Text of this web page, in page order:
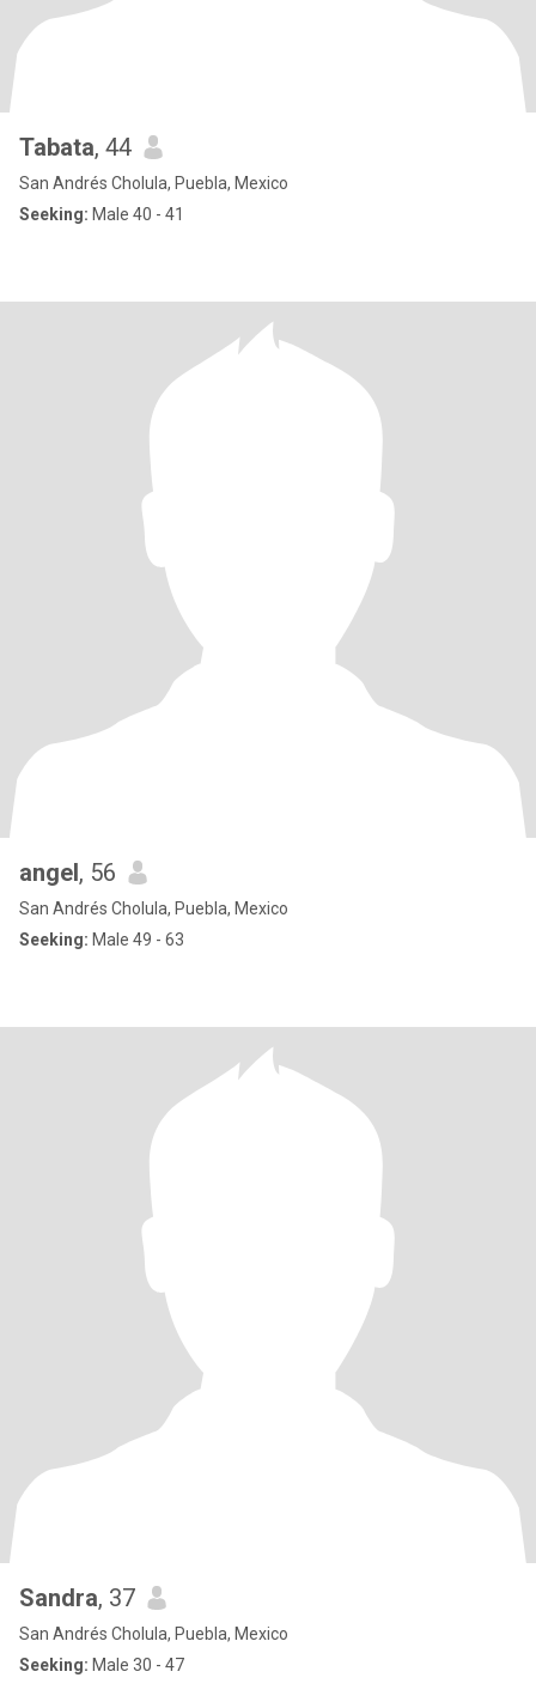
Tabata, 44
San Andrés Cholula, Puebla, Mexico
Seeking: Male 40 - 41
angel, 56
San Andrés Cholula, Puebla, Mexico
Seeking: Male 49 - 63
Sandra, 37
San Andrés Cholula, Puebla, Mexico
Seeking: Male 30 - 47